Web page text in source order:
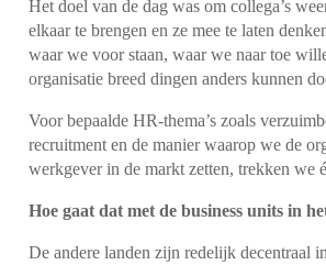
Het doel van de dag was om collega’s
elkaar te brengen en ze mee te laten
waar we voor staan, waar we naar toe
organisatie breed dingen anders kunnen
Voor bepaalde HR-thema’s zoals
recruitment en de manier waarop we de
werkgever in de markt zetten, trekken we
Hoe gaat dat met de business units in
De andere landen zijn redelijk decentraal